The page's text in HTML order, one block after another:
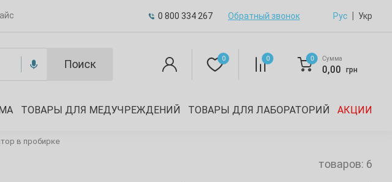
0 800 334 267 Обратный звонок Рус Укр
Поиск 0 0 0 Сумма
0,00 грн
ТОВАРЫ ДЛЯ МЕДУЧРЕЖДЕНИЙ ТОВАРЫ ДЛЯ ЛАБОРАТОРИЙ АКЦИИ
в пробирке
товаров: 6